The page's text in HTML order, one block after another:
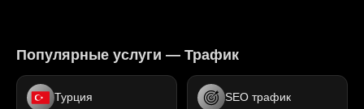
Популярные услуги — Трафик
Турция SEO трафик